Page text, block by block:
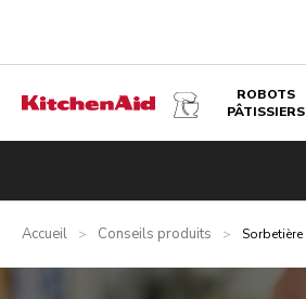
ROBOTS
PÂTISSIERS
Accueil > Conseils produits > Sorbetière